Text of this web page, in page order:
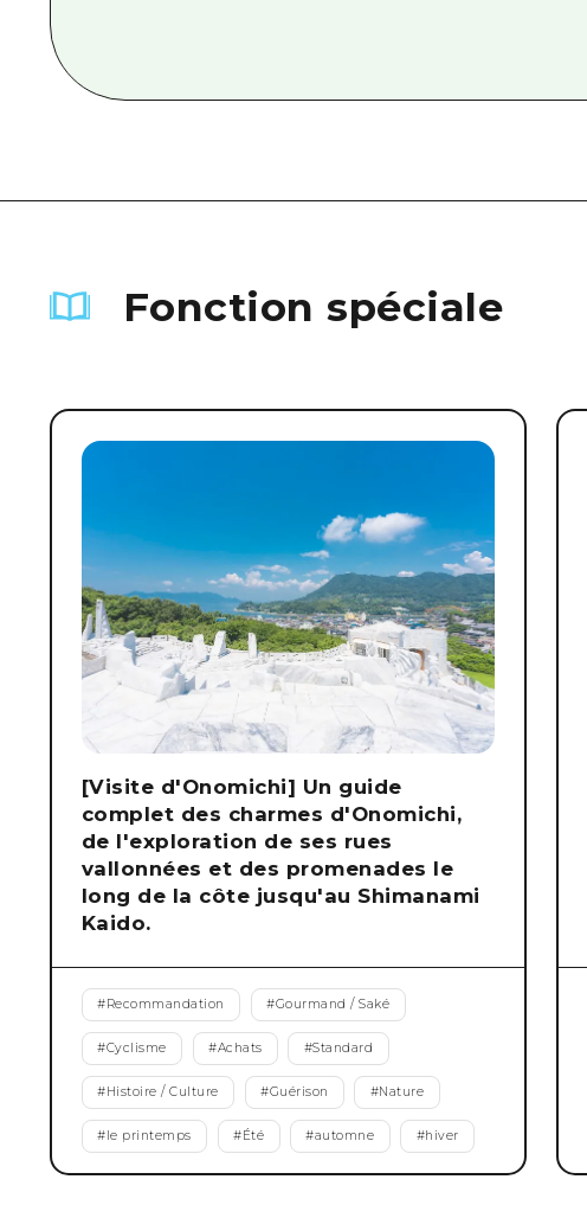
Fonction spéciale
[Visite d'Onomichi] Un guide
complet des charmes d'Onomichi,
de l'exploration de ses rues
vallonnées et des promenades le
long de la côte jusqu'au Shimanami
Kaido.
#Recommandation #Gourmand / Saké
#Cyclisme #Achats #Standard
#Histoire / Culture #Guérison #Nature
#le printemps #Été #automne #hiver